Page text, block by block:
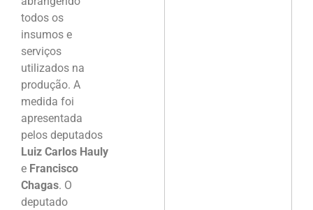
todos os
insumos e
serviços
utilizados na
produção. A
medida foi
apresentada
pelos deputados
Luiz Carlos Hauly
e Francisco
Chagas. O
deputado